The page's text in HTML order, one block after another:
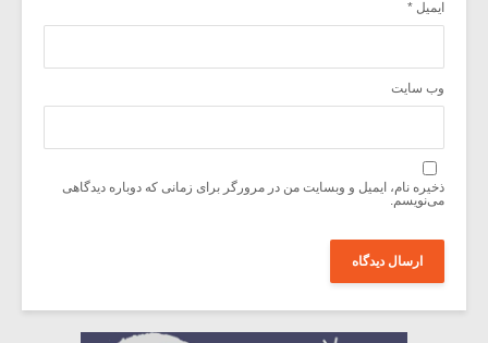
ایمیل *
وب‌ سایت
ذخیره نام، ایمیل و وبسایت من در مرورگر برای زمانی که دوباره دیدگاهی
می‌نویسم.